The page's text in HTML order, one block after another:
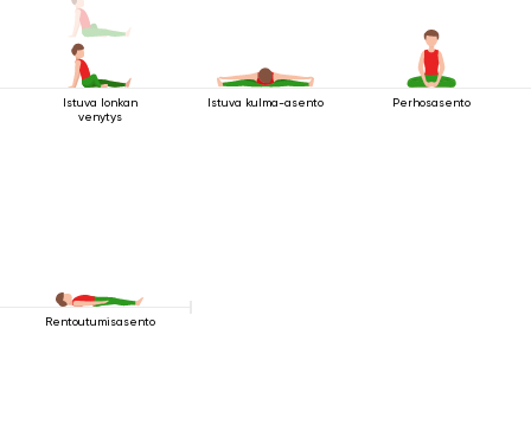
Istuva lonkan
venytys
Istuva kulma-asento Perhosasento
Rentoutumisasento